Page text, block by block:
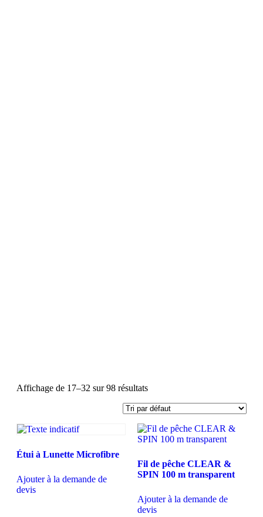
Affichage de 17–32 sur 98 résultats
Étui à Lunette Microfibre
Ajouter à la demande de
devis
Fil de pêche CLEAR &
SPIN 100 m transparent
Ajouter à la demande de
devis